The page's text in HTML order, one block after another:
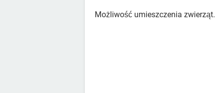
Możliwość umieszczenia zwierząt.